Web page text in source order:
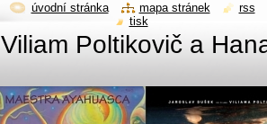
Viliam Poltikovič a
úvodní stránka mapa stránek
rss
tisk